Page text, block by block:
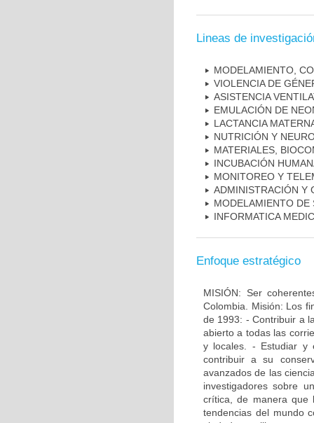
Lineas de
MODELAMIENTO,
VIOLENCIA DE
ASISTENCIA
EMULACIÓN DE
LACTANCIA
NUTRICIÓN Y
MATERIALES,
INCUBACIÓN
MONITOREO Y
ADMINISTRACIÓN Y
MODELAMIENTO DE
INFORMATICA
Enfoque estratégico
MISIÓN: Ser
Colombia. Misión: Los
de 1993: - Contribuir a
abierto a todas las
y locales. - Estudiar y
contribuir a su
avanzados de las
investigadores sobre
crítica, de manera que
tendencias del mundo